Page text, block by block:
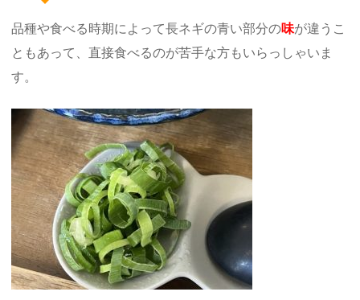
品種や食べる時期によって長ネギの青い部分の味が違うこ
ともあって、直接食べるのが苦手な方もいらっしゃいま
す。